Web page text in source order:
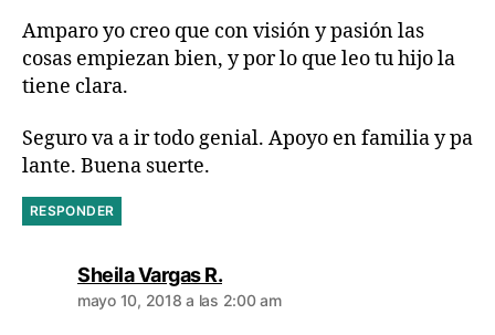
Amparo yo creo que con visión y pasión las
cosas empiezan bien, y por lo que leo tu hijo la
tiene clara.
Seguro va a ir todo genial. Apoyo en familia y pa
lante. Buena suerte.
RESPONDER
Sheila Vargas R.dice:
mayo 10, 2018 a las 2:00 am